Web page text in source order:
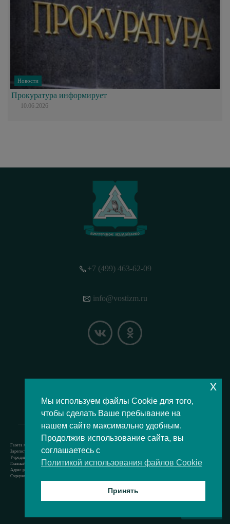
Новости
Прокуратура информирует
10.06.2026
+7 (499) 463-62-09
info@vostizm.ru
Газета муниципального округа Восточное Измайлово.
Зарегистрировано Роскомнадзором свидетельство Эл № ФС77-73364 от 24.07.2018 г.
Учредитель — аппарат Совета депутатов муниципального округа Восточное Измайлово.
Главный редактор — Кочерёжкин Н.А.
Адрес редакции: 105077, г. Москва, Измайловский бульвар, д. 50. т. +74994636209
Содержит материал возрастной категории 12+
Все права защищены © 2021
Мы используем файлы Cookie для того,
чтобы сделать Ваше пребывание на
нашем сайте максимально удобным.
Продолжив использование сайта, вы
соглашаетесь с
Политикой использования файлов Cookie
Принять
x